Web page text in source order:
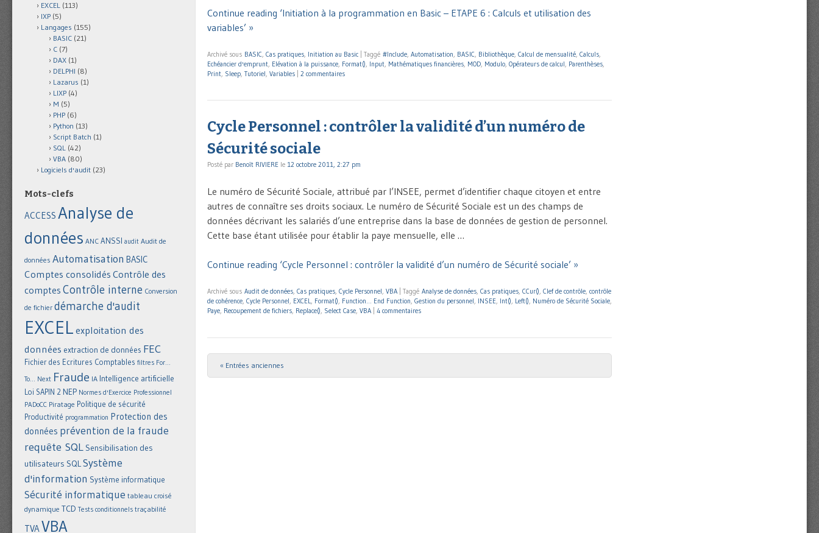
Continue reading ‘Initiation à la programmation en Basic – ETAPE 6 : Calculs et utilisation des
variables’ »
Archivé sous BASIC Cas pratiques Initiation au Basic Taggé #Include Automatisation BASIC Bibliothèque Calcul de mensualité Calculs
Echéancier d'emprunt Elévation à la puissance Format() Input Mathématiques financières MOD Modulo Opérateurs de calcul Parenthèses
Print Sleep Tutoriel Variables 2 commentaires
Cycle Personnel : contrôler la validité d’un numéro de
Sécurité sociale
Posté par Benoît RIVIERE le 12 octobre 2011, 2:27 pm
Le numéro de Sécurité Sociale, attribué par l’INSEE, permet d’identifier chaque citoyen et entre
autres de connaître ses droits sociaux. Le numéro de Sécurité Sociale est un des champs de
données décrivant les salariés d’une entreprise dans la base de données de gestion de personnel.
Cette base étant utilisée pour établir la paye mensuelle, elle …
Continue reading ‘Cycle Personnel : contrôler la validité d’un numéro de Sécurité sociale’ »
Archivé sous Audit de données, Cas pratiques, Cycle Personnel, VBA Taggé Analyse de données, Cas pratiques, CCur(), Clef de contrôle, contrôle
de cohérence, Cycle Personnel, EXCEL, Format(), Function… End Function, Gestion du personnel, INSEE, Int(), Left(), Numéro de Sécurité Sociale,
Paye, Recoupement de fichiers, Replace(), Select Case, VBA 4 commentaires
Post navigation
« Entrées anciennes
EXCEL (113)
IXP (5)
Langages (155)
BASIC (21)
C (7)
DAX (1)
DELPHI (8)
Lazarus (1)
LIXP (4)
M (5)
PHP (6)
Python (13)
Script Batch (1)
SQL (42)
VBA (80)
Logiciels d'audit (23)
Mots-clefs
ACCESS Analyse de
données ANC ANSSI audit Audit de
données Automatisation BASIC
Comptes consolidés Contrôle des
comptes Contrôle interne Conversion
de fichier démarche d'audit
EXCEL exploitation des
données extraction de données FEC
Fichier des Ecritures Comptables filtres For...
To... Next Fraude IA Intelligence artificielle
Loi SAPIN 2 NEP Normes d'Exercice Professionnel
PADoCC Piratage Politique de sécurité
Productivité programmation Protection des
données prévention de la fraude
requête SQL Sensibilisation des
utilisateurs SQLSystème
d'information Système informatique
Sécurité informatique tableau croisé
dynamique TCD Tests conditionnels traçabilité
TVAVBA